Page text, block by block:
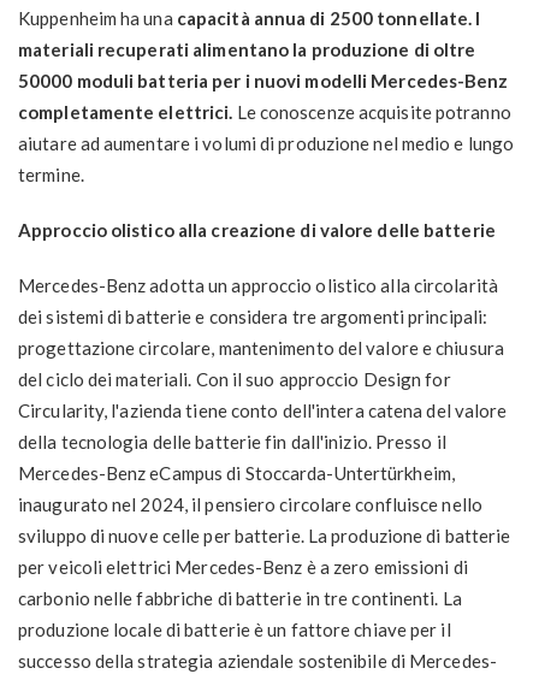
Kuppenheim ha una capacità annua di 2500 tonnellate. I
materiali recuperati alimentano la produzione di oltre
50000 moduli batteria per i nuovi modelli Mercedes-Benz
completamente elettrici. Le conoscenze acquisite potranno
aiutare ad aumentare i volumi di produzione nel medio e lungo
termine.
Approccio olistico alla creazione di valore delle batterie
Mercedes-Benz adotta un approccio olistico alla circolarità
dei sistemi di batterie e considera tre argomenti principali:
progettazione circolare, mantenimento del valore e chiusura
del ciclo dei materiali. Con il suo approccio Design for
Circularity, l'azienda tiene conto dell'intera catena del valore
della tecnologia delle batterie fin dall'inizio. Presso il
Mercedes-Benz eCampus di Stoccarda-Untertürkheim,
inaugurato nel 2024, il pensiero circolare confluisce nello
sviluppo di nuove celle per batterie. La produzione di batterie
per veicoli elettrici Mercedes-Benz è a zero emissioni di
carbonio nelle fabbriche di batterie in tre continenti. La
produzione locale di batterie è un fattore chiave per il
successo della strategia aziendale sostenibile di Mercedes-